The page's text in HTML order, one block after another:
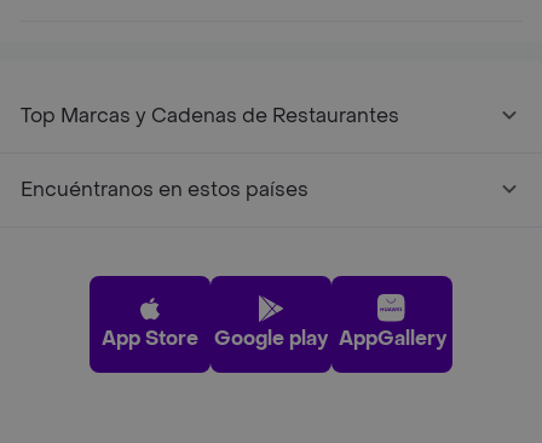
Top Marcas y Cadenas de Restaurantes
Encuéntranos en estos países
App Store Google play AppGallery